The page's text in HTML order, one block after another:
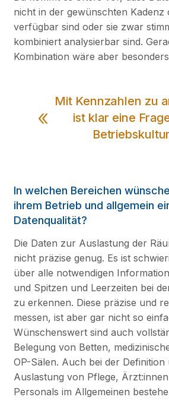
nicht in der gewünschten Kadenz
verfügbar sind oder sie zwar
kombiniert analysierbar sind.
Kombination wäre aber
Mit Kennzahlen zu
ist klar eine
In welchen Bereichen
ihrem Betrieb und allgemein
Datenqualität?
Die Daten zur Auslastung der
nicht präzise genug. Es ist
über alle notwendigen
und Spitzen und Leerzeiten bei
zu erkennen. Diese präzise und
messen, ist aber gar nicht so
Wünschenswert sind auch
Belegung von Betten,
OP-Sälen. Auch bei der
Auslastung von Pflege,
Personals im Allgemeinen